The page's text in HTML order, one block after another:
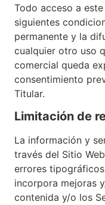
Todo acceso a
siguientes
permanente y la
cualquier otro uso
comercial queda
consentimiento
Titular.
Limitación de
La información y
través del Sitio
errores
incorpora mejoras
contenida y/o los